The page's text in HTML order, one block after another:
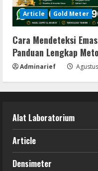
Article Gold Meter
Cara Mendeteksi
Panduan Lengkap
Adminarief
Alat Laboratorium
Article
Densimeter